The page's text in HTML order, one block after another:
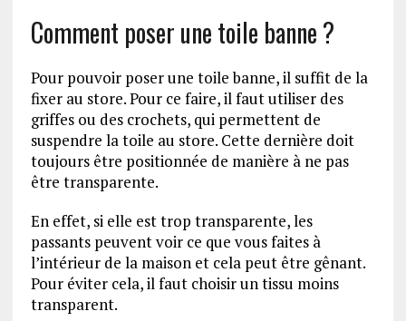
Comment poser une toile banne ?
Pour pouvoir poser une toile banne, il suffit de la
fixer au store. Pour ce faire, il faut utiliser des
griffes ou des crochets, qui permettent de
suspendre la toile au store. Cette dernière doit
toujours être positionnée de manière à ne pas
être transparente.
En effet, si elle est trop transparente, les
passants peuvent voir ce que vous faites à
l’intérieur de la maison et cela peut être gênant.
Pour éviter cela, il faut choisir un tissu moins
transparent.